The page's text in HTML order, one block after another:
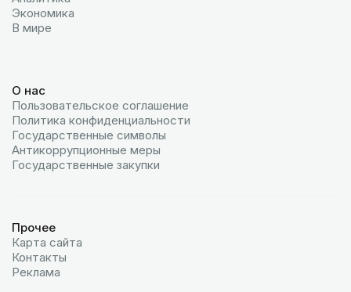
Экономика
В мире
О нас
Пользовательское соглашение
Политика конфиденциальности
Государственные символы
Антикоррупционные меры
Государственные закупки
Прочее
Карта сайта
Контакты
Реклама